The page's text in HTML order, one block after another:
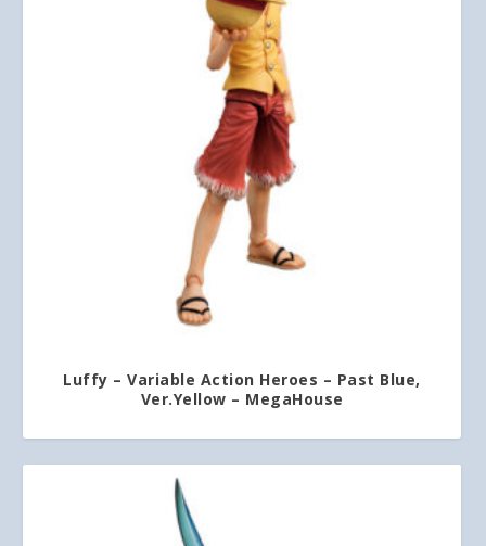
Luffy – Variable Action Heroes – Past Blue,
Ver.Yellow – MegaHouse